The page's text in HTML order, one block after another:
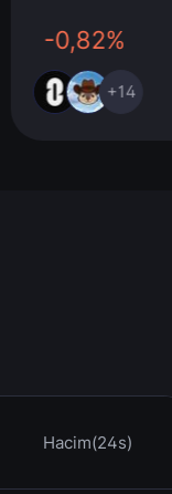
-0,82%
+14
Hacim(24s)